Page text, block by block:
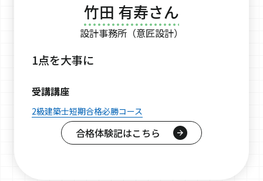
竹田 有寿さん
設計事務所（意匠設計）
1点を大事に
受講講座
2級建築士短期合格必勝コース
合格体験記はこちら